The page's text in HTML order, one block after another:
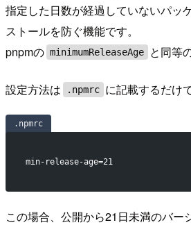
指定した日数が経過していないパッ
ストールを防ぐ機能です。
pnpmの minimumReleaseAge と同等
設定方法は .npmrc に記載するだけで
.npmrc
min-release-age=21
この場合、公開から21日未満のバー